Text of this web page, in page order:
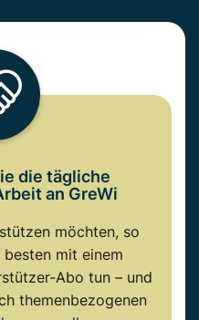
die tägliche
an GreWi
möchten, so
mit einem
Abo tun – und
themenbezogenen